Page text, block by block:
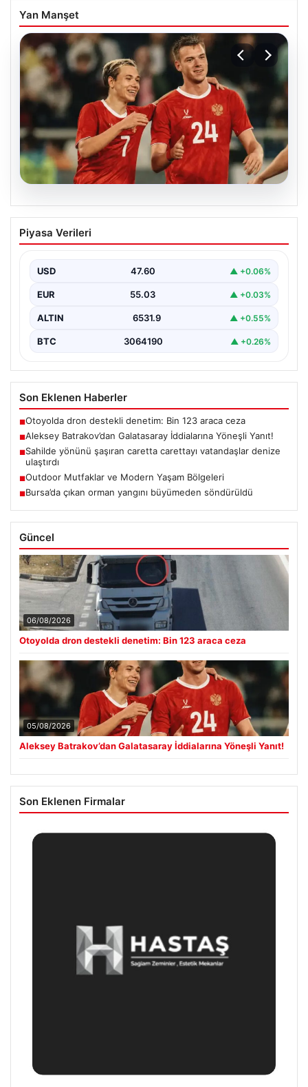
Yan Manşet
05.08.2026
Aleksey Batrakov’dan Galatasaray
İddialarına Yöneşli Yanıt!
genç futbolcu Aleksey Batrakov, adı Galatasaray ile…
Piyasa Verileri
USD 47.60 ▲ +0.06%
EUR 55.03 ▲ +0.03%
ALTIN 6531.9 ▲ +0.55%
BTC 3064190 ▲ +0.26%
Son Eklenen Haberler
■Otoyolda dron destekli denetim: Bin 123 araca ceza
■Aleksey Batrakov’dan Galatasaray İddialarına Yöneşli Yanıt!
■Sahilde yönünü şaşıran caretta carettayı vatandaşlar denize
ulaştırdı
■Outdoor Mutfaklar ve Modern Yaşam Bölgeleri
■Bursa’da çıkan orman yangını büyümeden söndürüldü
Güncel
06/08/2026
Otoyolda dron destekli denetim: Bin 123 araca ceza
05/08/2026
Aleksey Batrakov’dan Galatasaray İddialarına Yöneşli Yanıt!
Son Eklenen Firmalar